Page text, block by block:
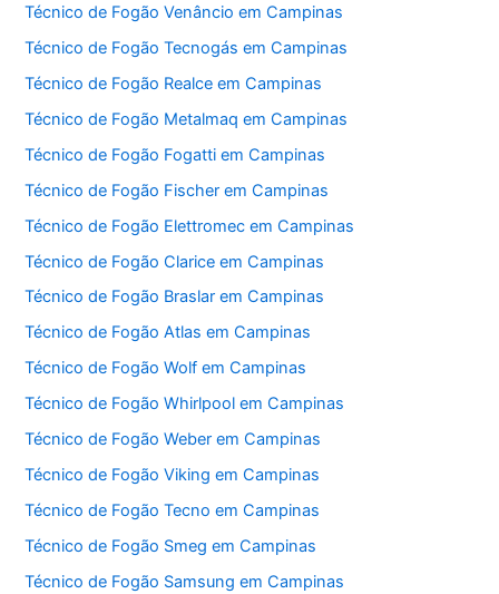
Técnico de Fogão Venâncio em Campinas
Técnico de Fogão Tecnogás em Campinas
Técnico de Fogão Realce em Campinas
Técnico de Fogão Metalmaq em Campinas
Técnico de Fogão Fogatti em Campinas
Técnico de Fogão Fischer em Campinas
Técnico de Fogão Elettromec em Campinas
Técnico de Fogão Clarice em Campinas
Técnico de Fogão Braslar em Campinas
Técnico de Fogão Atlas em Campinas
Técnico de Fogão Wolf em Campinas
Técnico de Fogão Whirlpool em Campinas
Técnico de Fogão Weber em Campinas
Técnico de Fogão Viking em Campinas
Técnico de Fogão Tecno em Campinas
Técnico de Fogão Smeg em Campinas
Técnico de Fogão Samsung em Campinas